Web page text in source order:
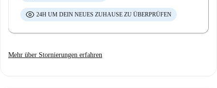
24H UM DEIN NEUES ZUHAUSE ZU ÜBERPRÜFEN
Mehr über Stornierungen erfahren